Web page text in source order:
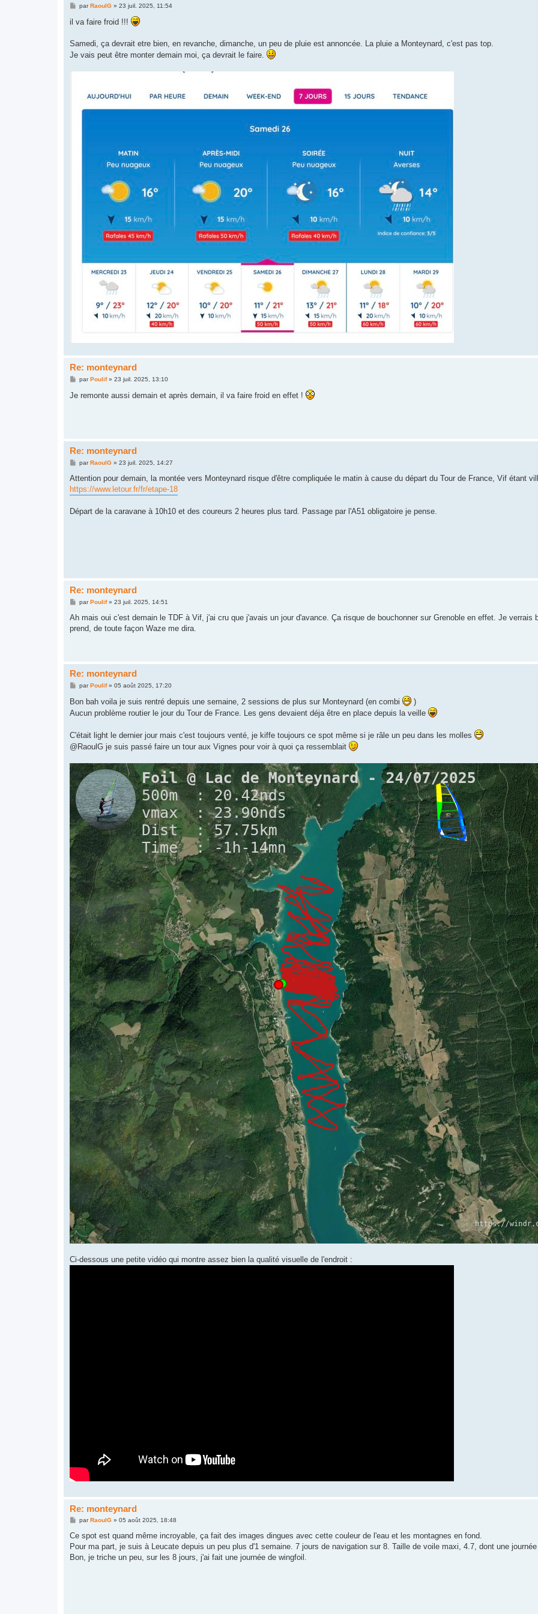
M
s
s
g
e
parRaoulG» 23 juil. 2025, 11:54
il va faire froid !!!
Samedi, ça devrait etre bien, en revanche, dimanche, un peu de pluie est annoncée. La pluie a Monteynard, c'est pas top.
Je vais peut être monter demain moi, ça devrait le faire.
Re: monteynard
M
s
s
parPoulif» 23 juil. 2025, 13:10
Je remonte aussi demain et après demain, il va faire froid en effet !
Re: monteynard
M
s
a
parRaoulG» 23 juil. 2025, 14:27
Attention pour demain, la montée vers Monteynard risque d'être compliquée le matin à cause du départ du Tour de France, Vif étant
https://www.letour.fr/fr/etape-18
Départ de la caravane à 10h10 et des coureurs 2 heures plus tard. Passage par l'A51 obligatoire je pense.
Re: monteynard
M
s
a
parPoulif» 23 juil. 2025, 14:51
Ah mais oui c'est demain le TDF à Vif, j'ai cru que j'avais un jour d'avance. Ça risque de bouchonner sur Grenoble en effet. Je verrais
prend, de toute façon Waze me dira.
Re: monteynard
M
s
s
a
parPoulif» 05 août 2025, 17:20
Bon bah voila je suis rentré depuis une semaine, 2 sessions de plus sur Monteynard (en combi
)
Aucun problème routier le jour du Tour de France. Les gens devaient déja être en place depuis la veille
C'était light le dernier jour mais c'est toujours venté, je kiffe toujours ce spot même si je râle un peu dans les molles
@RaoulG je suis passé faire un tour aux Vignes pour voir à quoi ça ressemblait
Ci-dessous une petite vidéo qui montre assez bien la qualité visuelle de l'endroit :
Re: monteynard
M
s
a
g
parRaoulG» 05 août 2025, 18:48
Ce spot est quand même incroyable, ça fait des images dingues avec cette couleur de l'eau et les montagnes en fond.
Pour ma part, je suis à Leucate depuis un peu plus d'1 semaine. 7 jours de navigation sur 8. Taille de voile maxi, 4.7, dont une
Bon, je triche un peu, sur les 8 jours, j'ai fait une journée de wingfoil.